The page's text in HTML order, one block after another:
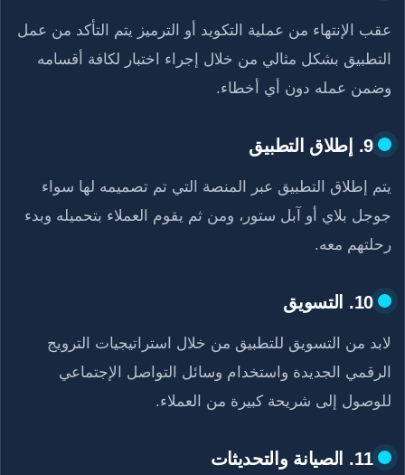
عقب الإنتهاء من عملية التكويد أو الترميز يتم التأكد من عمل
التطبيق بشكل مثالي من خلال إجراء اختبار لكافة أقسامه
وضمن عمله دون أي أخطاء.
9. إطلاق التطبيق
يتم إطلاق التطبيق عبر المنصة التي تم تصميمه لها سواء
جوجل بلاي أو آبل ستور، ومن ثم يقوم العملاء بتحميله وبدء
رحلتهم معه.
10. التسويق
لابد من التسويق للتطبيق من خلال استراتيجيات الترويج
الرقمي الجديدة واستخدام وسائل التواصل الإجتماعي
للوصول إلى شريحة كبيرة من العملاء.
11. الصيانة والتحديثات